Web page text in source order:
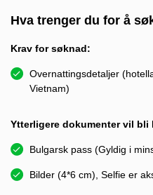
Hva trenger du for å
Krav for søknad:
Overnattingsdetaljer
Vietnam)
Ytterligere dokumenter vil bli
Bulgarsk pass (Gyldig i
Bilder (4*6 cm), Selfie er